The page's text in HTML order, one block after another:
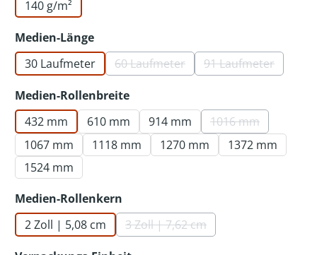
140 g/m²
Medien-Längeauswählen
30 Laufmeter
60 Laufmeter(Diese Option ist zurzeit nicht
91 Laufmeter
(Diese Option
Medien-Rollenbreiteauswählen
432 mm
610 mm 914 mm 1016 mm(Diese Option
1067 mm 1118 mm 1270 mm
1372 mm
1524 mm
Medien-Rollenkern
2 Zoll | 5,08 cm
3 Zoll | 7,62 cm(Diese Option ist zurzeit nicht